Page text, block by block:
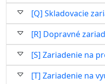
[Q] Skladovacie
[R] Dopravné
[S] Zariadenie na
[T] Zariadenie na